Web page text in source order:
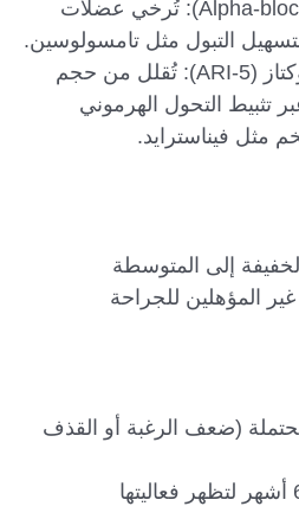
حاصرات ألفا (Alpha-blockers): تُرخي عضلات
لتسهيل التبول مثل تامسولوسين.
مثبطات 5-ألفا ريدوكتاز (5-ARI): تُقلل من حجم
تثبيط التحول الهرموني
مثل فيناسترايد.
إلى المتوسطة
المؤهلين للجراحة
محتملة (ضعف الرغبة أو القذف